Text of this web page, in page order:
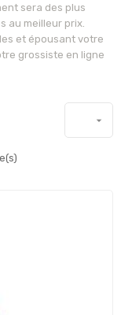
sera des plus
au meilleur prix.
et épousant votre
grossiste en ligne
